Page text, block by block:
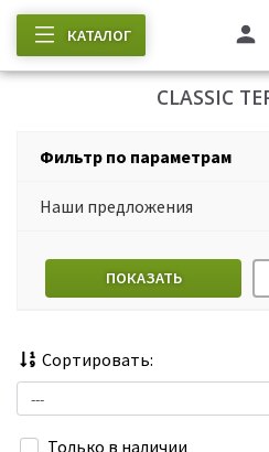
КАТАЛОГ
CLASSIC
Фильтр по параметрам
Наши предложения
ПОКАЗАТЬ
Сортировать:
Только в наличии